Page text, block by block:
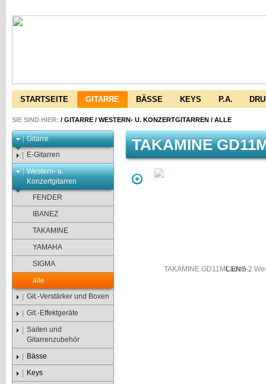
STARTSEITE GITARRE BÄSSE KEYS P.A.
SIE SIND HIER: / GITARRE / WESTERN- U. KONZERTGITARREN / ALLE
Gitarre
E-Gitarren
Western- u.
Konzertgitarren
FENDER
IBANEZ
TAKAMINE
YAMAHA
SIGMA
alle
Git.-Verstärker und Boxen
Git.-Effektgeräte
Saiten und
Gitarrenzubehör
Bässe
Keys
TAKAMINE
Laden...